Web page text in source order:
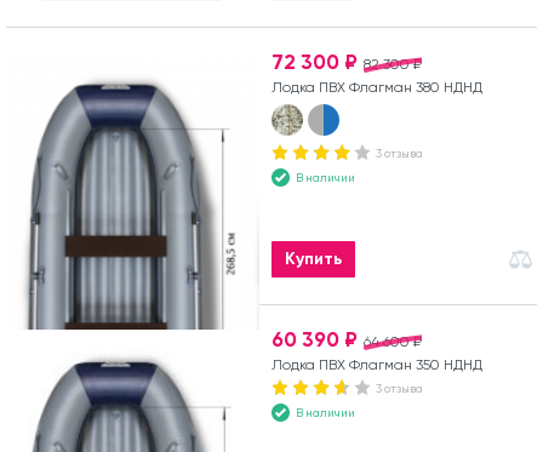
82 300 ₽
72 300 ₽
Лодка ПВХ Флагман 380 НДНД
3 отзыва
В наличии
Купить
64 600 ₽
60 390 ₽
Лодка ПВХ Флагман 350 НДНД
3 отзыва
В наличии